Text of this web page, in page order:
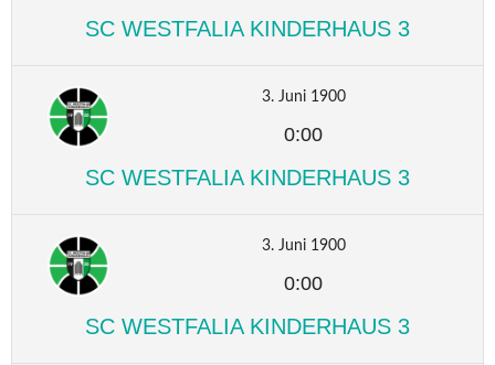
SC WESTFALIA KINDERHAUS 3
3. Juni 1900
0:00
SC WESTFALIA KINDERHAUS 3
3. Juni 1900
0:00
SC WESTFALIA KINDERHAUS 3